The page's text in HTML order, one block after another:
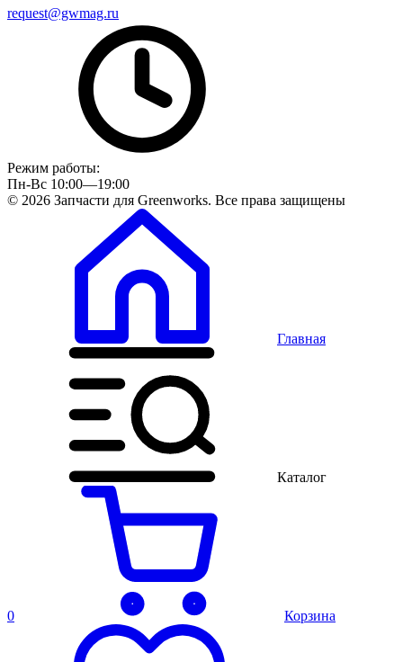
request@gwmag.ru
Режим работы:
Пн-Вс 10:00—19:00
© 2026 Запчасти для Greenworks. Все права защищены
Главная
Каталог
0 Корзина